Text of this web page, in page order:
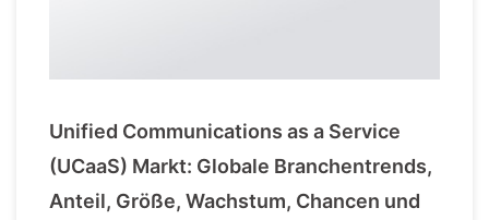
Unified Communications as a Service
(UCaaS) Markt: Globale Branchentrends,
Anteil, Größe, Wachstum, Chancen und